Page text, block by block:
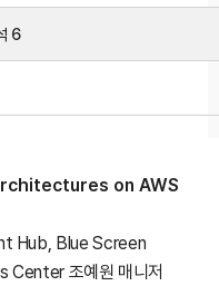
6
on AWS
Hub, Blue Screen
Center 조예원 매니저